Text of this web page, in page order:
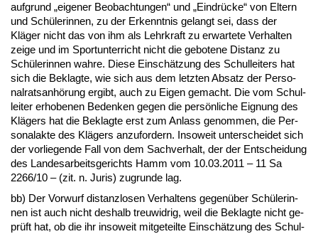
auf­grund „ei­ge­ner Be­ob­ach­tun­gen“ und „Ein­drücke“ von El­tern
und Schüle­rin­nen, zu der Er­kennt­nis ge­langt sei, dass der
Kläger nicht das von ihm als Lehr­kraft zu er­war­te­te Ver­hal­ten
zei­ge und im Sport­un­ter­richt nicht die ge­bo­te­ne Dis­tanz zu
Schüle­rin­nen wah­re. Die­se Einschätzung des Schul­lei­ters hat
sich die Be­klag­te, wie sich aus dem letz­ten Ab­satz der Per­so­
nal­rats­anhörung er­gibt, auch zu Ei­gen ge­macht. Die vom Schul­
lei­ter er­ho­be­nen Be­den­ken ge­gen die persönli­che Eig­nung des
Klägers hat die Be­klag­te erst zum An­lass ge­nom­men, die Per­
so­nal­ak­te des Klägers an­zu­for­dern. In­so­weit un­ter­schei­det sich
der vor­lie­gen­de Fall von dem Sach­ver­halt, der der Ent­schei­dung
des Lan­des­ar­beits­ge­richts Hamm vom 10.03.2011 – 11 Sa
2266/10 – (zit. n. Ju­ris) zu­grun­de lag.
bb) Der Vor­wurf dis­tanz­lo­sen Ver­hal­tens ge­genüber Schüle­rin­
nen ist auch nicht des­halb treu­wid­rig, weil die Be­klag­te nicht ge­
prüft hat, ob die ihr in­so­weit mit­ge­teil­te Einschätzung des Schul­